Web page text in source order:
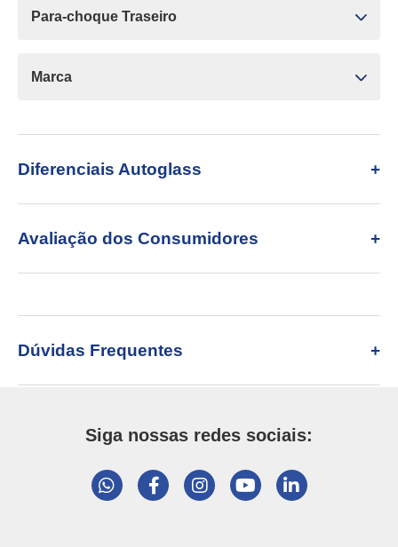
Para-choque Traseiro
Marca
Diferenciais Autoglass
Avaliação dos Consumidores
Dúvidas Frequentes
Siga nossas redes sociais: